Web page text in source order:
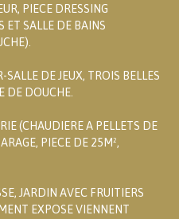
PIECE DRESSING
ET SALLE DE BAINS
DE JEUX, TROIS BELLES
DE DOUCHE.
(CHAUDIERE A PELLETS DE
PIECE DE 25M²,
JARDIN AVEC FRUITIERS
EXPOSE VIENNENT